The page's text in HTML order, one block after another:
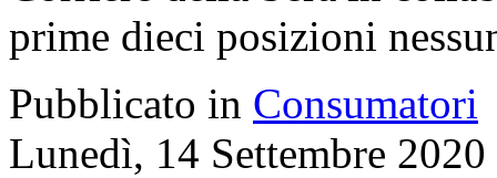
prime dieci posizioni
Pubblicato in Consumatori
Lunedì, 14 Settembre